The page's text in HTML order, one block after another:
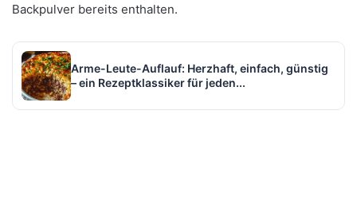
Backpulver bereits enthalten.
Arme-Leute-Auflauf: Herzhaft, einfach, günstig
– ein Rezeptklassiker für jeden...